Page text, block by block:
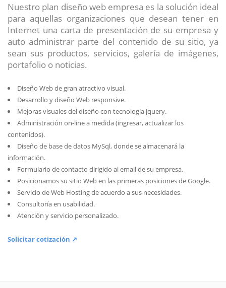
Nuestro plan diseño web empresa es la solución ideal
para aquellas organizaciones que desean tener en
Internet una carta de presentación de su empresa y
auto administrar parte del contenido de su sitio, ya
sean sus productos, servicios, galería de imágenes,
portafolio o noticias.
Diseño Web de gran atractivo visual.
Desarrollo y diseño Web responsive.
Mejoras visuales del diseño con tecnología jquery.
Administración on-line a medida (ingresar, actualizar los
contenidos).
Diseño de base de datos MySql, donde se almacenará la
información.
Formulario de contacto dirigido al email de su empresa.
Posicionamos su sitio Web en las primeras posiciones de Google.
Servicio de Web Hosting de acuerdo a sus necesidades.
Consultoría en usabilidad.
Atención y servicio personalizado.
Solicitar cotización ↗